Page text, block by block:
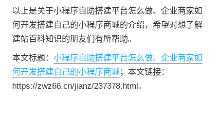
以上是关于小程序自助搭建平台怎么做、企业商家如
何开发搭建自己的小程序商城的介绍，希望对想了解
建站百科知识的朋友们有所帮助。
本文标题： 小程序自助搭建平台怎么做、企业商家如
何开发搭建自己的小程序商城；本文链接：
https://zwz66.cn/jianz/237378.html。